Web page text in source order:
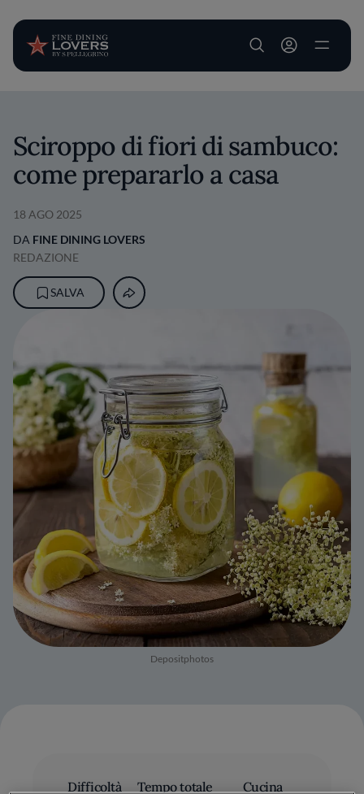
User account
Depositphotos
Sciroppo di fiori di sambuco:
come prepararlo a casa
18 AGO 2025
DA FINE DINING LOVERS
REDAZIONE
SALVA
Difficoltà Tempo totale Cucina